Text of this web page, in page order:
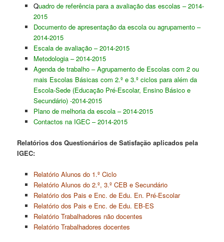
Quadro de referência para a avaliação das escolas – 2014-
2015
Documento de apresentação da escola ou agrupamento –
2014-2015
Escala de avaliação – 2014-2015
Metodologia – 2014-2015
Agenda de trabalho – Agrupamento de Escolas com 2 ou
mais Escolas Básicas com 2.º e 3.º ciclos para além da
Escola-Sede (Educação Pré-Escolar, Ensino Básico e
Secundário) -2014-2015
Plano de melhoria da escola – 2014-2015
Contactos na IGEC – 2014-2015
Relatórios dos Questionários de Satisfação aplicados pela
IGEC:
Relatório Alunos do 1.º Ciclo
Relatório Alunos do 2.º, 3.º CEB e Secundário
Relatório dos Pais e Enc. de Edu. En. Pré-Escolar
Relatório dos Pais e Enc. de Edu. EB-ES
Relatório Trabalhadores não docentes
Relatório Trabalhadores docentes